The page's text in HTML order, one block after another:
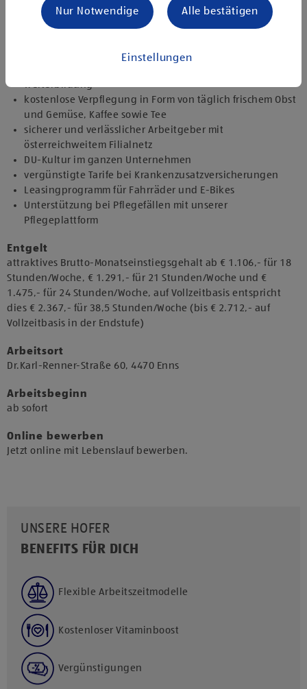
umfangreiche Einarbeitung und individuelles
Onboarding
Weiterbildung
kostenlose Verpflegung in Form von täglich frischem Obst
und Gemüse, Kaffee sowie Tee
sicherer und verlässlicher Arbeitgeber mit
österreichweitem Filialnetz
DU-Kultur im ganzen Unternehmen
vergünstigte Tarife bei Krankenzusatzversicherungen
Leasingprogramm für Fahrräder und E-Bikes
Unterstützung bei Pflegefällen mit unserer
Pflegeplattform
Entgelt
attraktives Brutto-Monatseinstiegsgehalt ab € 1.106,- für 18
Stunden/Woche, € 1.291,- für 21 Stunden/Woche und €
1.475,- für 24 Stunden/Woche, auf Vollzeitbasis entspricht
dies € 2.367,- für 38,5 Stunden/Woche (bis € 2.712,- auf
Vollzeitbasis in der Endstufe)
Arbeitsort
​Dr.Karl-Renner-Straße 60, 4470 Enns​
Arbeitsbeginn
​ab sofort​
Online bewerben
Jetzt online mit Lebenslauf bewerben.
UNSERE HOFER
BENEFITS FÜR DICH
Flexible Arbeitszeitmodelle
Kostenloser Vitaminboost
Vergünstigungen
Einstellungen
Nur Notwendige Alle bestätigen